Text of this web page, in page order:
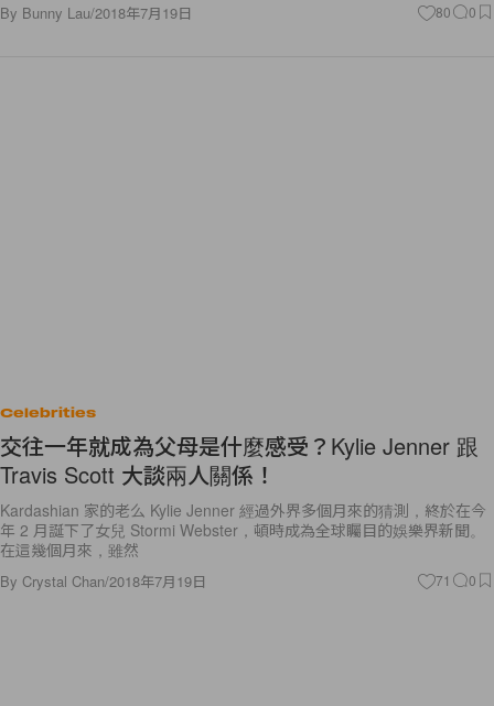
By Bunny Lau/2018年7月19日 80 0
Celebrities
交往一年就成為父母是什麼感受？Kylie Jenner 跟
Travis Scott 大談兩人關係！
Kardashian 家的老么 Kylie Jenner 經過外界多個月來的猜測，終於在今
年 2 月誕下了女兒 Stormi Webster，頓時成為全球矚目的娛樂界新聞。
在這幾個月來，雖然
By Crystal Chan/2018年7月19日 71 0